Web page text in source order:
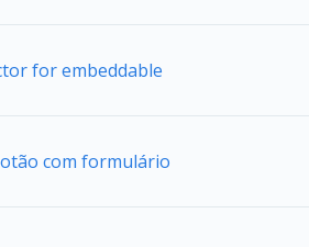
for embeddable
com formulário